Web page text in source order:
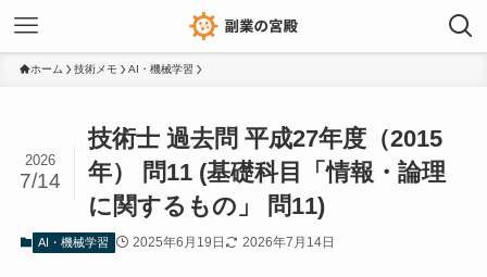
ホーム 技術メモ AI・機械学習
技術士 過去問 平成27年度（2015
年） 問11 (基礎科目「情報・論理
に関するもの」 問11)
2026
7/14
AI・機械学習 2025年6月19日 2026年7月14日